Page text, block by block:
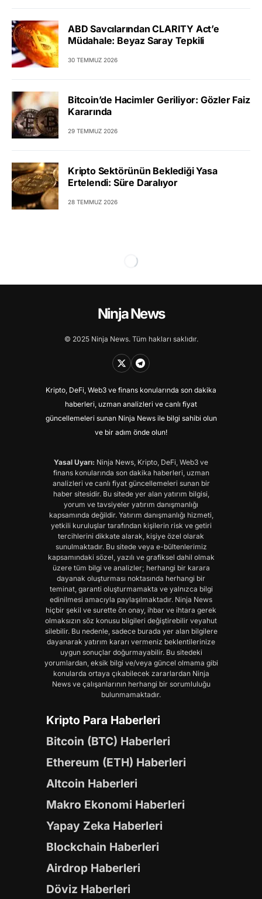
ABD Savcılarından CLARITY Act’e
Müdahale: Beyaz Saray Tepkili
30 TEMMUZ 2026
Bitcoin’de Hacimler Geriliyor: Gözler Faiz
Kararında
29 TEMMUZ 2026
Kripto Sektörünün Beklediği Yasa
Ertelendi: Süre Daralıyor
28 TEMMUZ 2026
Ninja News
© 2025 Ninja News. Tüm hakları saklıdır.
Kripto, DeFi, Web3 ve finans konularında son dakika
haberleri, uzman analizleri ve canlı fiyat
güncellemeleri sunan Ninja News ile bilgi sahibi olun
ve bir adım önde olun!
Yasal Uyarı: Ninja News, Kripto, DeFi, Web3 ve
finans konularında son dakika haberleri, uzman
analizleri ve canlı fiyat güncellemeleri sunan bir
haber sitesidir. Bu sitede yer alan yatırım bilgisi,
yorum ve tavsiyeler yatırım danışmanlığı
kapsamında değildir. Yatırım danışmanlığı hizmeti,
yetkili kuruluşlar tarafından kişilerin risk ve getiri
tercihlerini dikkate alarak, kişiye özel olarak
sunulmaktadır. Bu sitede veya e-bültenlerimiz
kapsamındaki sözel, yazılı ve grafiksel dahil olmak
üzere tüm bilgi ve analizler; herhangi bir karara
dayanak oluşturması noktasında herhangi bir
teminat, garanti oluşturmamakta ve yalnızca bilgi
edinilmesi amacıyla paylaşılmaktadır. Ninja News
hiçbir şekil ve surette ön onay, ihbar ve ihtara gerek
olmaksızın söz konusu bilgileri değiştirebilir veyahut
silebilir. Bu nedenle, sadece burada yer alan bilgilere
dayanarak yatırım kararı vermeniz beklentilerinize
uygun sonuçlar doğurmayabilir. Bu sitedeki
yorumlardan, eksik bilgi ve/veya güncel olmama gibi
konularda ortaya çıkabilecek zararlardan Ninja
News ve çalışanlarının herhangi bir sorumluluğu
bulunmamaktadır.
Kripto Para Haberleri
Bitcoin (BTC) Haberleri
Ethereum (ETH) Haberleri
Altcoin Haberleri
Makro Ekonomi Haberleri
Yapay Zeka Haberleri
Blockchain Haberleri
Airdrop Haberleri
Döviz Haberleri